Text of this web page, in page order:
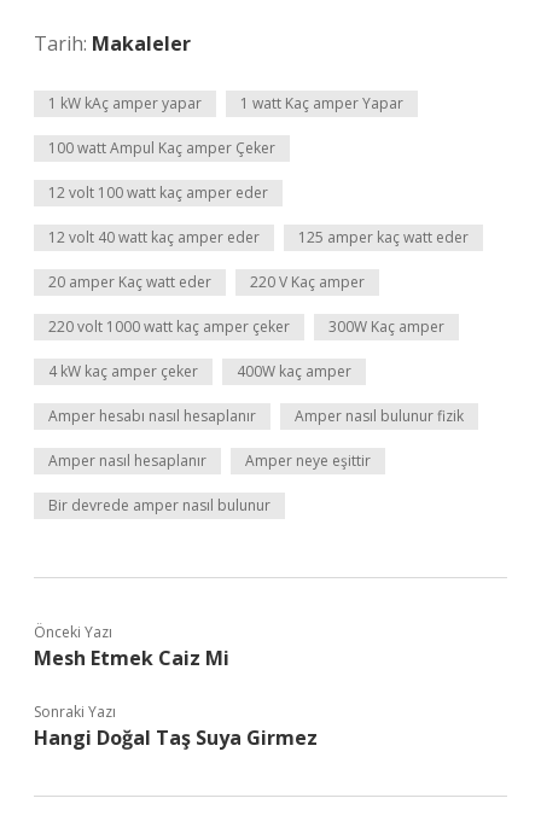
Tarih: Makaleler
1 kW kAç amper yapar 1 watt Kaç amper Yapar
100 watt Ampul Kaç amper Çeker
12 volt 100 watt kaç amper eder
12 volt 40 watt kaç amper eder 125 amper kaç watt eder
20 amper Kaç watt eder 220 V Kaç amper
220 volt 1000 watt kaç amper çeker 300W Kaç amper
4 kW kaç amper çeker 400W kaç amper
Amper hesabı nasıl hesaplanır Amper nasıl bulunur fizik
Amper nasıl hesaplanır Amper neye eşittir
Bir devrede amper nasıl bulunur
Önceki Yazı
Mesh Etmek Caiz Mi
Sonraki Yazı
Hangi Doğal Taş Suya Girmez